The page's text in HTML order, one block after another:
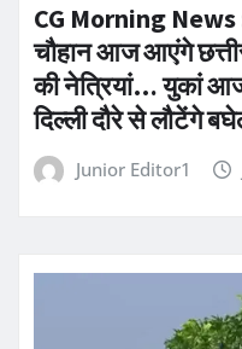
CG Morning News
चौहान आज आएंगे
की नेत्रियां… युकां
दिल्ली दौरे से लौटेंगे
Junior Editor1